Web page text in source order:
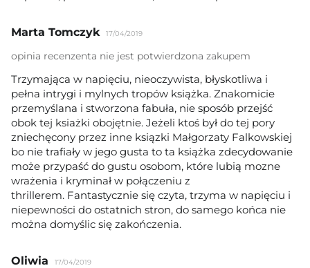
Marta Tomczyk 17/04/2019
opinia recenzenta nie jest potwierdzona zakupem
Trzymająca w napięciu, nieoczywista, błyskotliwa i
pełna intrygi i mylnych tropów książka. Znakomicie
przemyślana i stworzona fabuła, nie sposób przejść
obok tej ksiażki obojętnie. Jeżeli ktoś był do tej pory
zniechęcony przez inne ksiązki Małgorzaty Falkowskiej
bo nie trafiały w jego gusta to ta książka zdecydowanie
może przypaść do gustu osobom, które lubią mozne
wrażenia i kryminał w połączeniu z
thrillerem. Fantastycznie się czyta, trzyma w napięciu i
niepewności do ostatnich stron, do samego końca nie
można domyślic się zakończenia.
Oliwia 17/04/2019